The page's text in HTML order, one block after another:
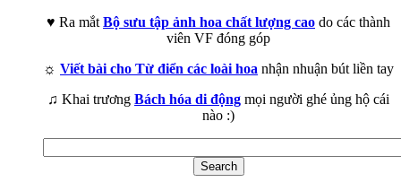
♥ Ra mắt Bộ sưu tập ảnh hoa chất lượng cao do các thành
viên VF đóng góp
☼ Viết bài cho Từ điển các loài hoa nhận nhuận bút liền tay
♫ Khai trương Bách hóa di động mọi người ghé ủng hộ cái
nào :)